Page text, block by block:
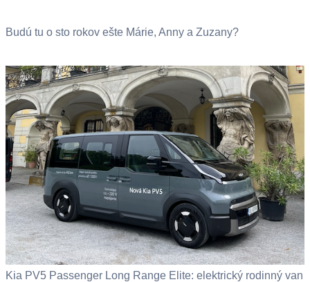
Budú tu o sto rokov ešte Márie, Anny a Zuzany?
Kia PV5 Passenger Long Range Elite: elektrický rodinný van